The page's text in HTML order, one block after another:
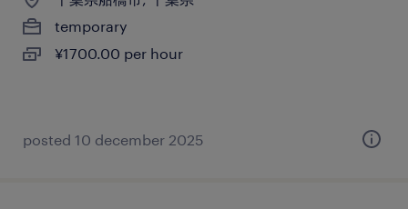
temporary
¥1700.00 per hour
posted 10 december 2025